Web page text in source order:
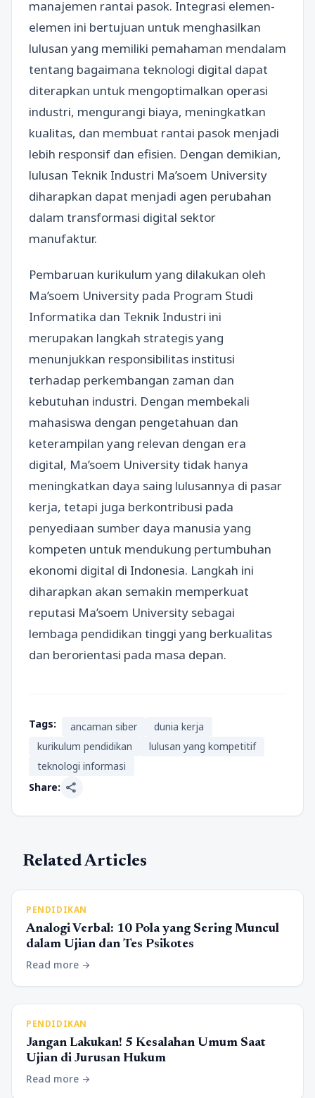
manajemen rantai pasok. Integrasi elemen-
elemen ini bertujuan untuk menghasilkan
lulusan yang memiliki pemahaman mendalam
tentang bagaimana teknologi digital dapat
diterapkan untuk mengoptimalkan operasi
industri, mengurangi biaya, meningkatkan
kualitas, dan membuat rantai pasok menjadi
lebih responsif dan efisien. Dengan demikian,
lulusan Teknik Industri Ma’soem University
diharapkan dapat menjadi agen perubahan
dalam transformasi digital sektor
manufaktur.
Pembaruan kurikulum yang dilakukan oleh
Ma’soem University pada Program Studi
Informatika dan Teknik Industri ini
merupakan langkah strategis yang
menunjukkan responsibilitas institusi
terhadap perkembangan zaman dan
kebutuhan industri. Dengan membekali
mahasiswa dengan pengetahuan dan
keterampilan yang relevan dengan era
digital, Ma’soem University tidak hanya
meningkatkan daya saing lulusannya di pasar
kerja, tetapi juga berkontribusi pada
penyediaan sumber daya manusia yang
kompeten untuk mendukung pertumbuhan
ekonomi digital di Indonesia. Langkah ini
diharapkan akan semakin memperkuat
reputasi Ma’soem University sebagai
lembaga pendidikan tinggi yang berkualitas
dan berorientasi pada masa depan.
Tags: ancaman siber
dunia kerja
kurikulum pendidikan
lulusan yang kompetitif
teknologi informasi
Share: share
Related Articles
PENDIDIKAN
Analogi Verbal: 10 Pola yang Sering Muncul
dalam Ujian dan Tes Psikotes
Read more arrow_forward
PENDIDIKAN
Jangan Lakukan! 5 Kesalahan Umum Saat
Ujian di Jurusan Hukum
Read more arrow_forward